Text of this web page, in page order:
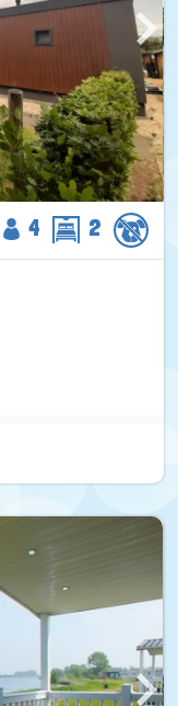
4 2